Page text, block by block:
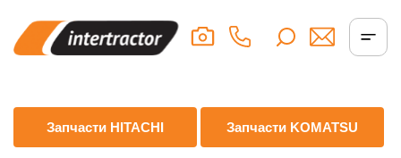
Запчасти HITACHI Запчасти KOMATSU